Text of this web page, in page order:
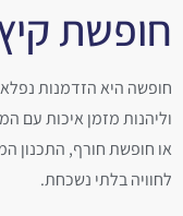
חופשת
חופשה היא הזדמנות
וליהנות מזמן איכות עם
או חופשת חורף, התכנון
לחוויה בלתי נשכחת.